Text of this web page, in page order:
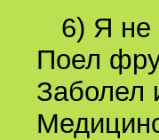
6) Я не
Поел
Заболел